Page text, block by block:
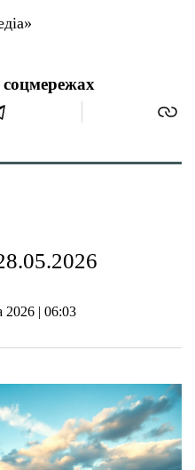
соцмережах
2026 | 06:03